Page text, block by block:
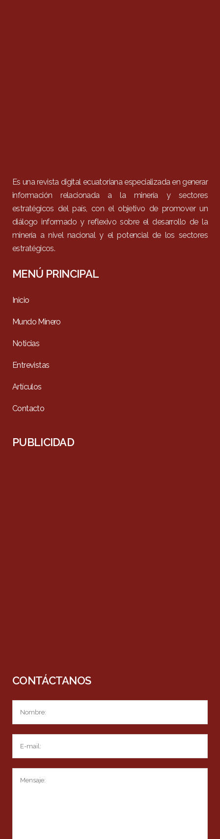
Es una revista digital ecuatoriana especializada en generar
información relacionada a la minería y sectores
estratégicos del país, con el objetivo de promover un
diálogo informado y reflexivo sobre el desarrollo de la
minería a nivel nacional y el potencial de los sectores
estratégicos.
MENÚ PRINCIPAL
Inicio
Mundo Minero
Noticias
Entrevistas
Artículos
Contacto
PUBLICIDAD
CONTÁCTANOS